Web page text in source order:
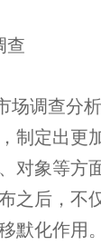
查
场调查分
制定出更
对象等方
之后，不
默化作用。